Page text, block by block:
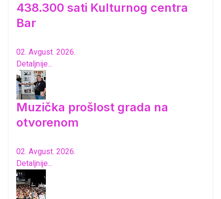
438.300 sati Kulturnog centra
Bar
02. Avgust. 2026.
Detaljnije...
Muzička prošlost grada na
otvorenom
02. Avgust. 2026.
Detaljnije...